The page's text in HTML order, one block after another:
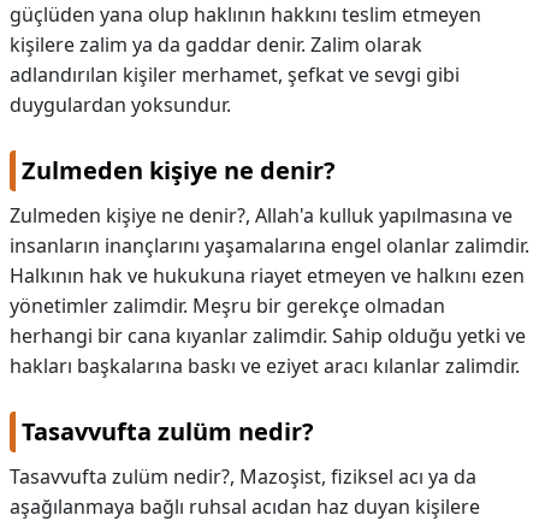
güçlüden yana olup haklının hakkını teslim etmeyen
kişilere zalim ya da gaddar denir. Zalim olarak
adlandırılan kişiler merhamet, şefkat ve sevgi gibi
duygulardan yoksundur.
Zulmeden kişiye ne denir?
Zulmeden kişiye ne denir?, Allah'a kulluk yapılmasına ve
insanların inançlarını yaşamalarına engel olanlar zalimdir.
Halkının hak ve hukukuna riayet etmeyen ve halkını ezen
yönetimler zalimdir. Meşru bir gerekçe olmadan
herhangi bir cana kıyanlar zalimdir. Sahip olduğu yetki ve
hakları başkalarına baskı ve eziyet aracı kılanlar zalimdir.
Tasavvufta zulüm nedir?
Tasavvufta zulüm nedir?, Mazoşist, fiziksel acı ya da
aşağılanmaya bağlı ruhsal acıdan haz duyan kişilere